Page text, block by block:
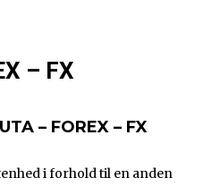
– FX
– FOREX – FX
i forhold til en anden